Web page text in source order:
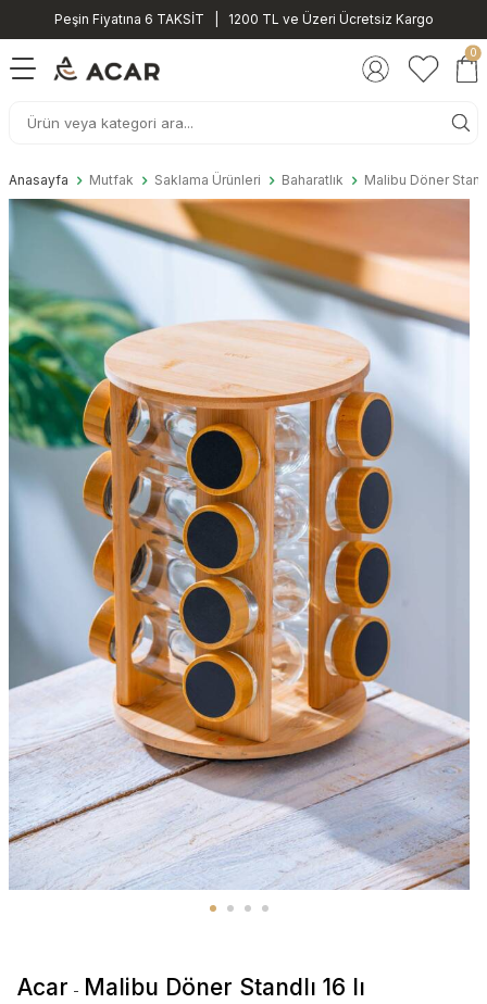
Peşin Fiyatına 6 TAKSİT | 1200 TL ve Üzeri Ücretsiz Kargo
0
Anasayfa Mutfak Saklama Ürünleri Baharatlık Malibu Döner
Acar - Malibu Döner Standlı 16 lı